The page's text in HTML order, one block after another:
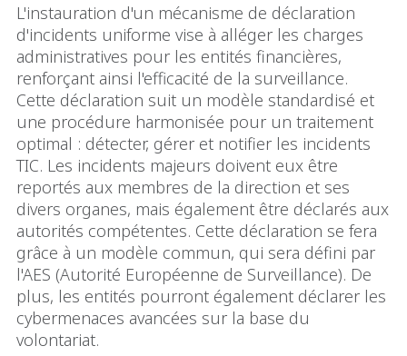
L'instauration d'un mécanisme de déclaration
d'incidents uniforme vise à alléger les charges
administratives pour les entités financières,
renforçant ainsi l'efficacité de la surveillance.
Cette déclaration suit un modèle standardisé et
une procédure harmonisée pour un traitement
optimal : détecter, gérer et notifier les incidents
TIC. Les incidents majeurs doivent eux être
reportés aux membres de la direction et ses
divers organes, mais également être déclarés aux
autorités compétentes. Cette déclaration se fera
grâce à un modèle commun, qui sera défini par
l'AES (Autorité Européenne de Surveillance). De
plus, les entités pourront également déclarer les
cybermenaces avancées sur la base du
volontariat.